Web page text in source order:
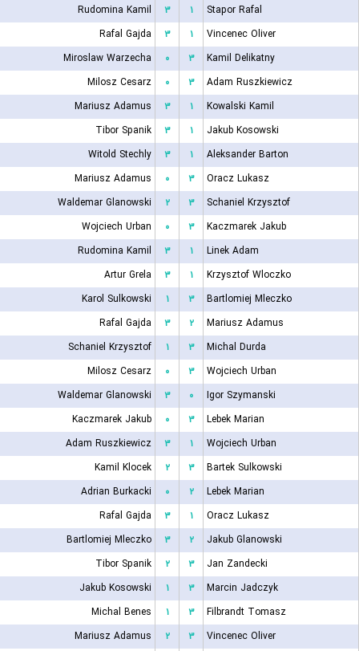
Rudomina Kamil
۳ ۱
Stapor Rafal
Rafal Gajda
۳ ۱
Vincenec Oliver
Miroslaw Warzecha
۰ ۳
Kamil Delikatny
Milosz Cesarz
۰ ۳
Adam Ruszkiewicz
Mariusz Adamus
۳ ۱
Kowalski Kamil
Tibor Spanik
۳ ۱
Jakub Kosowski
Witold Stechly
۳ ۱
Aleksander Barton
Mariusz Adamus
۰ ۳
Oracz Lukasz
Waldemar Glanowski
۲ ۳
Schaniel Krzysztof
Wojciech Urban
۰ ۳
Kaczmarek Jakub
Rudomina Kamil
۳ ۱
Linek Adam
Artur Grela
۳ ۱
Krzysztof Wloczko
Karol Sulkowski
۱ ۳
Bartlomiej Mleczko
Rafal Gajda
۳ ۲
Mariusz Adamus
Schaniel Krzysztof
۱ ۳
Michal Durda
Milosz Cesarz
۰ ۳
Wojciech Urban
Waldemar Glanowski
۳ ۰
Igor Szymanski
Kaczmarek Jakub
۰ ۳
Lebek Marian
Adam Ruszkiewicz
۳ ۱
Wojciech Urban
Kamil Klocek
۲ ۳
Bartek Sulkowski
Adrian Burkacki
۰ ۲
Lebek Marian
Rafal Gajda
۳ ۱
Oracz Lukasz
Bartlomiej Mleczko
۳ ۲
Jakub Glanowski
Tibor Spanik
۲ ۳
Jan Zandecki
Jakub Kosowski
۱ ۳
Marcin Jadczyk
Michal Benes
۱ ۳
Filbrandt Tomasz
Mariusz Adamus
۲ ۳
Vincenec Oliver